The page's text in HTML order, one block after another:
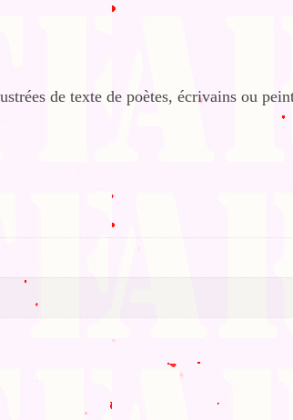
de texte de poètes, écrivains ou